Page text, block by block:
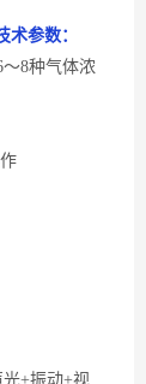
术参数：
8种气体浓
光+振动+视